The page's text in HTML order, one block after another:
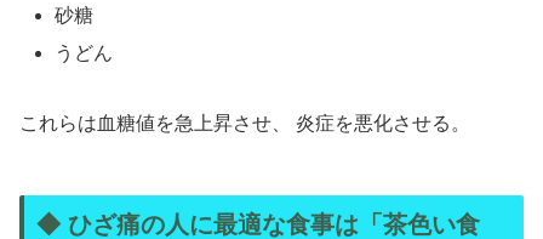
砂糖
うどん
これらは血糖値を急上昇させ、 炎症を悪化させる。
◆ ひざ痛の人に最適な食事は「茶色い食